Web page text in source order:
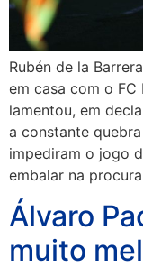
Rubén de la
em casa com o FC
lamentou, em
a constante
impediram o jogo
embalar na
Álvaro
muito